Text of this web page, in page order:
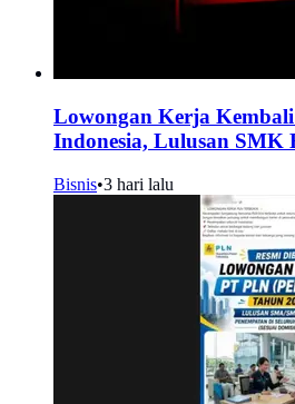
Lowongan Kerja
Indonesia, Lulusan SMK
Bisnis•3 hari lalu